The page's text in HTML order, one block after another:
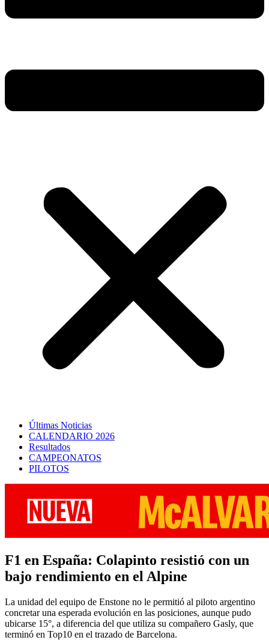
Últimas Noticias
CALENDARIO 2026
Resultados
CAMPEONATOS
PILOTOS
F1 en España: Colapinto resistió con un
bajo rendimiento en el Alpine
La unidad del equipo de Enstone no le permitió al piloto argentino
concretar una esperada evolución en las posiciones, aunque pudo
ubicarse 15°, a diferencia del que utiliza su compañero Gasly, que
terminó en Top10 en el trazado de Barcelona.